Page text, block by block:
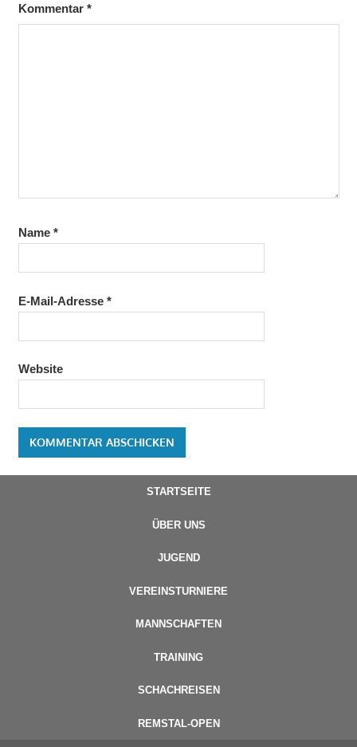
Kommentar *
Name *
E-Mail-Adresse *
Website
STARTSEITE
ÜBER UNS
JUGEND
VEREINSTURNIERE
MANNSCHAFTEN
TRAINING
SCHACHREISEN
REMSTAL-OPEN